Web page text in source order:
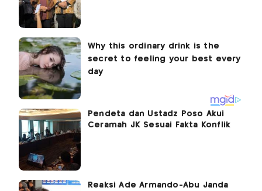
Pendeta dan Ustadz Poso Akui
Ceramah JK Sesuai Fakta Konflik
Reaksi Ade Armando-Abu Janda